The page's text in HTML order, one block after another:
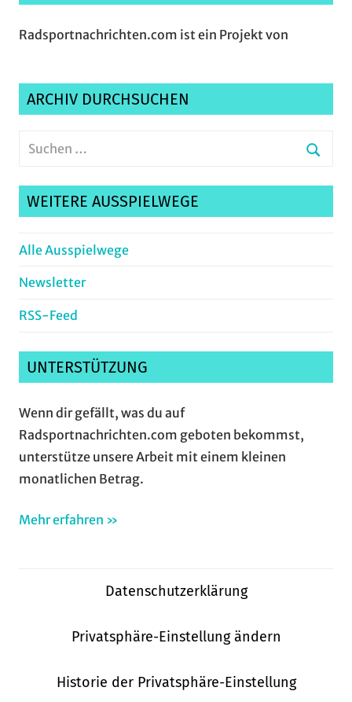
Radsportnachrichten.com ist ein Projekt von
ARCHIV DURCHSUCHEN
Suchen
WEITERE AUSSPIELWEGE
Alle Ausspielwege
Newsletter
RSS-Feed
UNTERSTÜTZUNG
Wenn dir gefällt, was du auf
Radsportnachrichten.com geboten bekommst,
unterstütze unsere Arbeit mit einem kleinen
monatlichen Betrag.
Mehr erfahren »
Datenschutzerklärung
Privatsphäre-Einstellung ändern
Historie der Privatsphäre-Einstellung